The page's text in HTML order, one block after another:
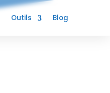
Outils Blog